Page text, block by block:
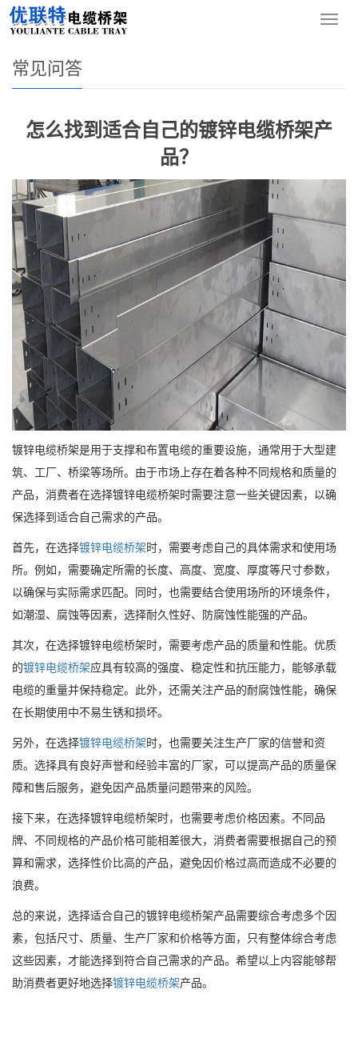
导
您的位置： 网站首页
常见问答
怎么找到适合自己的镀锌电缆桥架产
品？
镀锌电缆桥架是用于支撑和布置电缆的重要设施，通常用于大型建
筑、工厂、桥梁等场所。由于市场上存在着各种不同规格和质量的
产品，消费者在选择镀锌电缆桥架时需要注意一些关键因素，以确
保选择到适合自己需求的产品。
首先，在选择镀锌电缆桥架时，需要考虑自己的具体需求和使用场
所。例如，需要确定所需的长度、高度、宽度、厚度等尺寸参数，
以确保与实际需求匹配。同时，也需要结合使用场所的环境条件，
如潮湿、腐蚀等因素，选择耐久性好、防腐蚀性能强的产品。
其次，在选择镀锌电缆桥架时，需要考虑产品的质量和性能。优质
的镀锌电缆桥架应具有较高的强度、稳定性和抗压能力，能够承载
电缆的重量并保持稳定。此外，还需关注产品的耐腐蚀性能，确保
在长期使用中不易生锈和损坏。
另外，在选择镀锌电缆桥架时，也需要关注生产厂家的信誉和资
质。选择具有良好声誉和经验丰富的厂家，可以提高产品的质量保
障和售后服务，避免因产品质量问题带来的风险。
接下来，在选择镀锌电缆桥架时，也需要考虑价格因素。不同品
牌、不同规格的产品价格可能相差很大，消费者需要根据自己的预
算和需求，选择性价比高的产品，避免因价格过高而造成不必要的
浪费。
总的来说，选择适合自己的镀锌电缆桥架产品需要综合考虑多个因
素，包括尺寸、质量、生产厂家和价格等方面，只有整体综合考虑
这些因素，才能选择到符合自己需求的产品。希望以上内容能够帮
助消费者更好地选择镀锌电缆桥架产品。